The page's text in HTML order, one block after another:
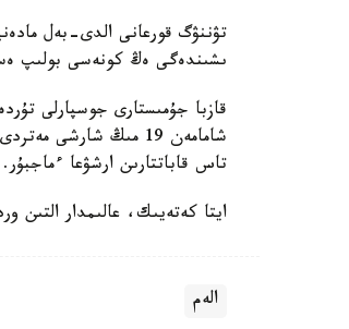
تۋننۋگ قورعانى الدى-بەل
ىشىندەگى ەڭ كونەسى بولىپ
قازبا جۇمىستارى جوسپارلى
شامامەن 19 مىڭ
تاس قاباتتارىن ارشۋعا ءماجبۇر.
ايتا كەتەيىك، عالىمدار التىن
الەم